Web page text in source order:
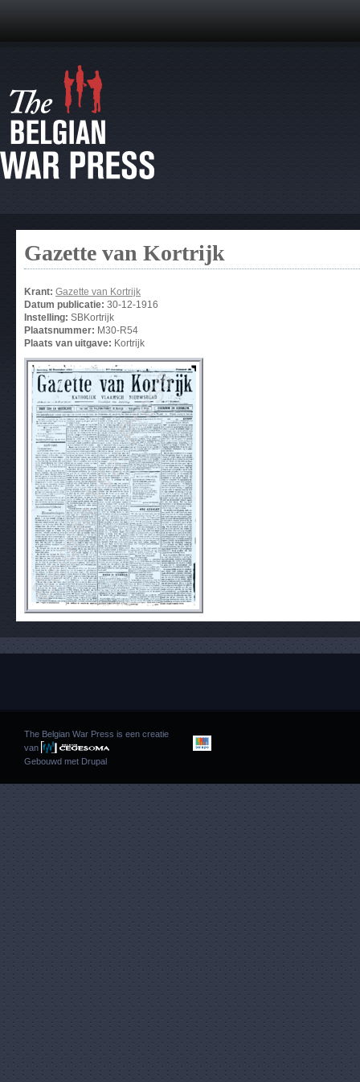
Gazette van Kortrijk
Krant: Gazette van Kortrijk
Datum publicatie: 30-12-1916
Instelling: SBKortrijk
Plaatsnummer: M30-R54
Plaats van uitgave: Kortrijk
The Belgian War Press is een creatie
van
Gebouwd met Drupal